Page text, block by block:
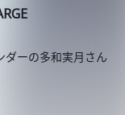
ダーの多和実月さん